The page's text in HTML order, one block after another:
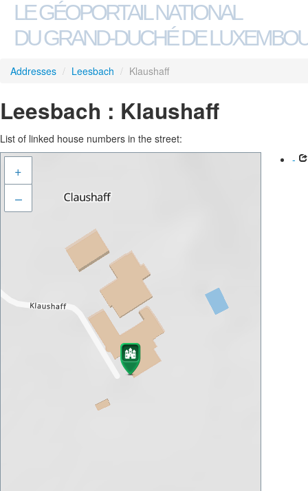
LE GÉOPORTAIL NATIONAL
DU GRAND-DUCHÉ DE
Addresses / Leesbach / Klaushaff
Leesbach : Klaushaff
List of linked house numbers in the street:
+
–
-